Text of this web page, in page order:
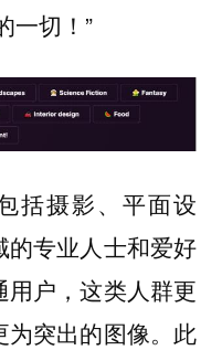
一切！”
括摄影、平面设
专业人士和爱好
户，这类人群更
突出的图像。此